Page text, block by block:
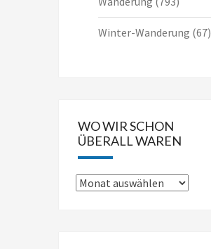
Winter-Wanderung (67)
WO WIR SCHON
ÜBERALL WAREN
Wo